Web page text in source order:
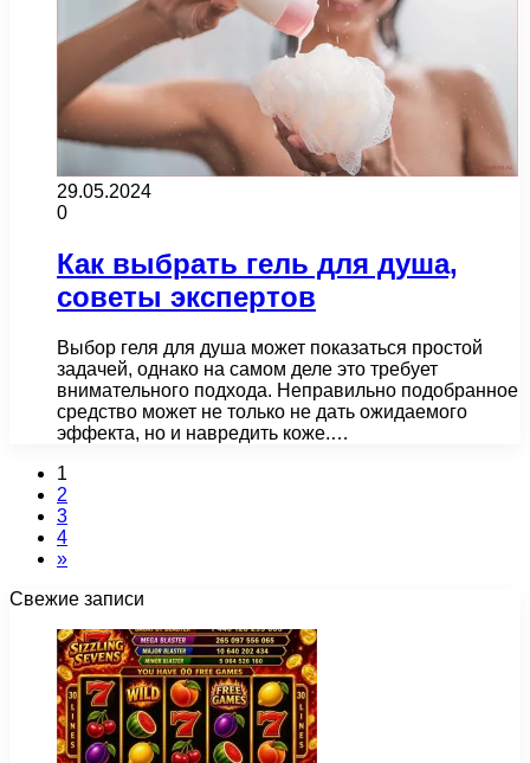
29.05.2024
0
Как выбрать гель для душа,
советы экспертов
Выбор геля для душа может показаться простой
задачей, однако на самом деле это требует
внимательного подхода. Неправильно подобранное
средство может не только не дать ожидаемого
эффекта, но и навредить коже.…
1
2
3
4
»
Свежие записи